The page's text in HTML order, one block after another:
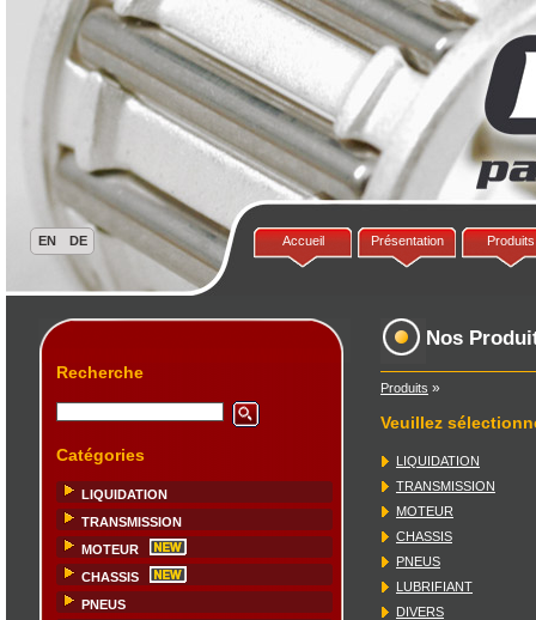
Accueil Présentation Produits
Recherche
Catégories
LIQUIDATION
TRANSMISSION
MOTEUR
CHASSIS
PNEUS
Nos
Produits »
Veuillez
LIQUIDATION
TRANSMISSION
MOTEUR
CHASSIS
PNEUS
LUBRIFIANT
DIVERS